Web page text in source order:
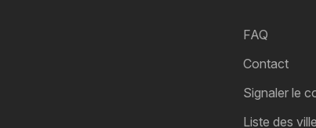
FAQ
Contact
Signaler le
Liste des